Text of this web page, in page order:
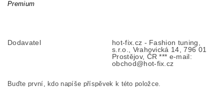
Premium
Dodavatel
hot-fix.cz - Fashion tuning,
s.r.o., Vrahovická 14, 796 01
Prostějov, ČR *** e-mail:
obchod@hot-fix.cz
Buďte první, kdo napíše příspěvek k této položce.